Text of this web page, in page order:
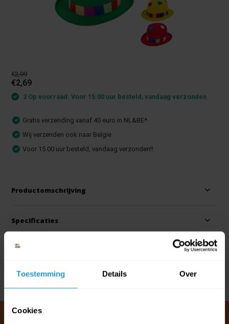
Toestemming Details Over
Cookies
€2,99
€2,69
2 Op voorraad: Voor 15:00 uur besteld, vandaag verzonden
Gratis verzending vanaf 40 euro in NL&BE*
Wij verzenden ook naar Belgie
Voor 15.00 uur besteld, vandaag verzonden!!
Productomschrijving
Specificaties
Reviews